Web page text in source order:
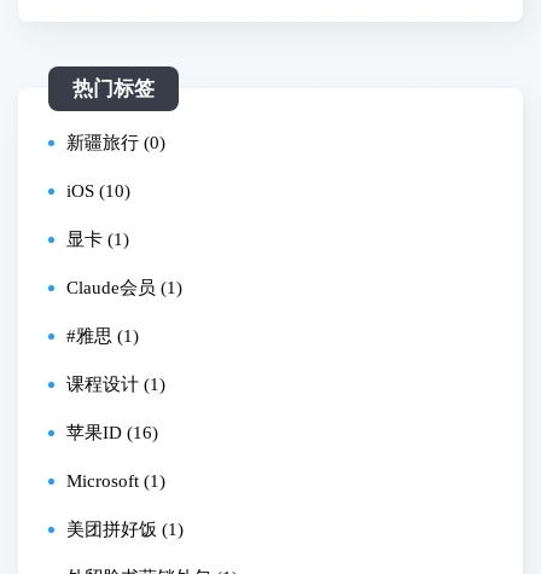
热门标签
新疆旅行 (0)
iOS (10)
显卡 (1)
Claude会员 (1)
#雅思 (1)
课程设计 (1)
苹果ID (16)
Microsoft (1)
美团拼好饭 (1)